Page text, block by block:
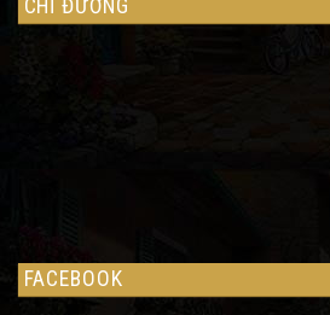
CHỈ ĐƯỜNG
FACEBOOK